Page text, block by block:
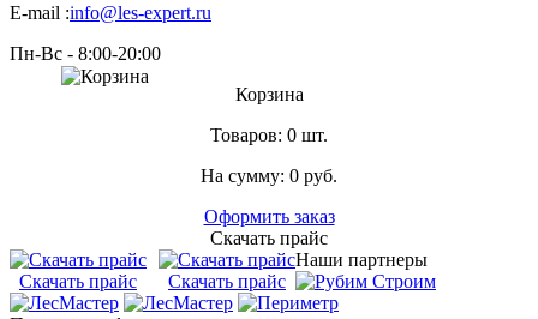
E-mail :info@les-expert.ru
Пн-Вс - 8:00-20:00
Корзина
Товаров: 0 шт.
На сумму: 0 руб.
Оформить заказ
Скачать прайс
Скачать прайс Скачать прайс
Наши партнеры